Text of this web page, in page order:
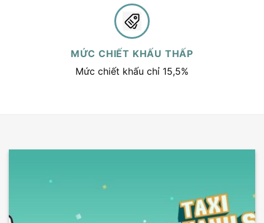
MỨC CHIẾT KHẤU THẤP
Mức chiết khấu chỉ 15,5%